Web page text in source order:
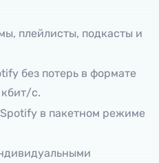
плейлисты, подкасты и
без потерь в формате
с.
в пакетном режиме